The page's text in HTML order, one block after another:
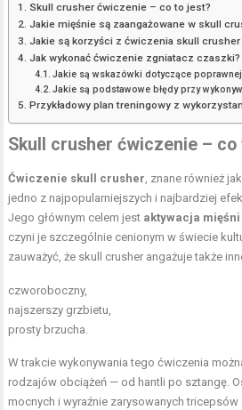
Skull crusher ćwiczenie – co to jest?
Jakie mięśnie są zaangażowane w skull
Jakie są korzyści z ćwiczenia skull
Jak wykonać ćwiczenie zgniatacz czaszki?
Jakie są wskazówki dotyczące
Jakie są podstawowe błędy przy
Przykładowy plan treningowy z
Skull crusher ćwiczenie – co
Ćwiczenie skull crusher, znane również
jedno z najpopularniejszych i najbardziej
Jego głównym celem jest aktywacja
czyni je szczególnie cenionym w świecie
zauważyć, że skull crusher angażuje także
czworoboczny,
najszerszy grzbietu,
prosty brzucha.
W trakcie wykonywania tego ćwiczenia
rodzajów obciążeń — od hantli po sztangę.
mocnych i wyraźnie zarysowanych tricepsów